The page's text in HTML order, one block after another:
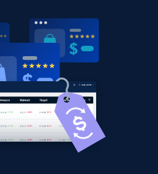
products by
code, Model number,
name, Manufacturer,